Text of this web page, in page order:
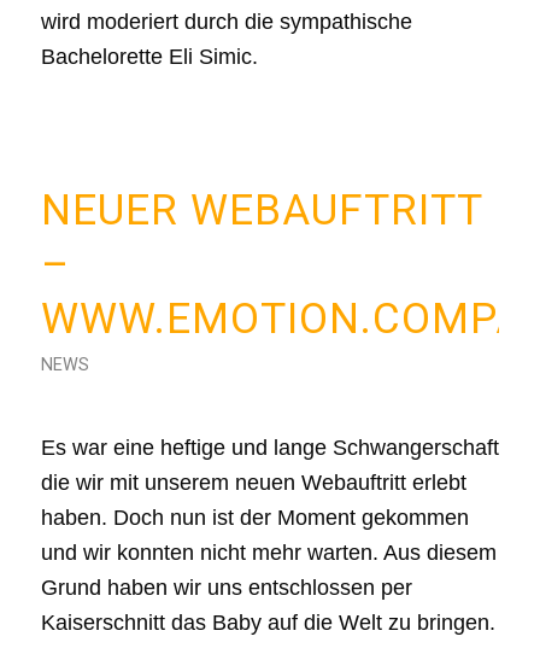
wird moderiert durch die sympathische
Bachelorette Eli Simic.
NEUER WEBAUFTRITT
–
NEWS
Es war eine heftige und lange Schwangerschaft
die wir mit unserem neuen Webauftritt erlebt
haben. Doch nun ist der Moment gekommen
und wir konnten nicht mehr warten. Aus diesem
Grund haben wir uns entschlossen per
Kaiserschnitt das Baby auf die Welt zu bringen.